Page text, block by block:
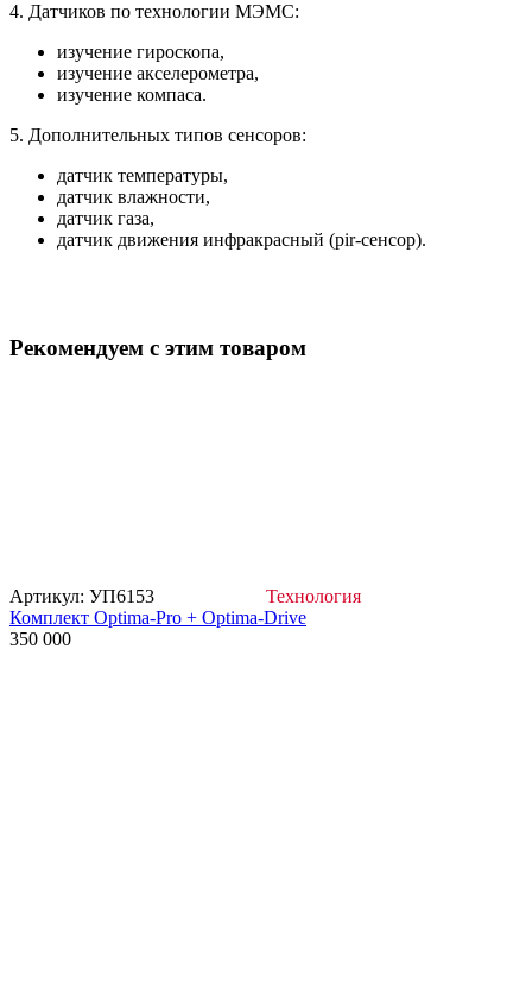
4. Датчиков по технологии МЭМС:
изучение гироскопа,
изучение акселерометра,
изучение компаса.
5. Дополнительных типов сенсоров:
датчик температуры,
датчик влажности,
датчик газа,
датчик движения инфракрасный (pir-сенсор).
Рекомендуем с этим товаром
Артикул: УП6153
Технология
Комплект Optima-Pro + Optima-Drive
350 000